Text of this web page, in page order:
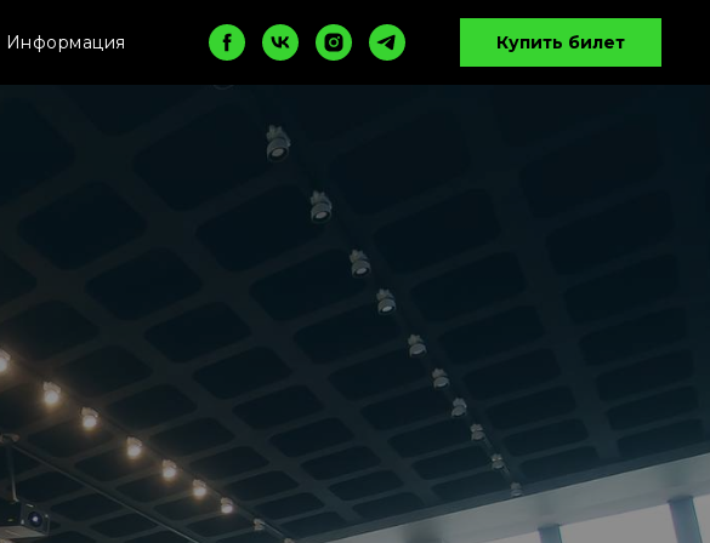
Информация Купить билет